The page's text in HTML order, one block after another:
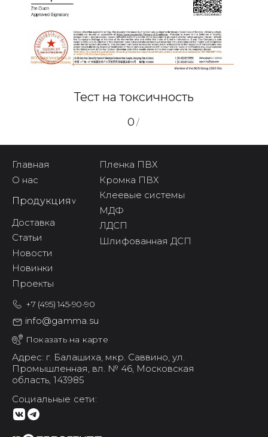
Тест на токсичность
0 /
Главная
О нас
Продукция^
Доставка
Статьи
Новости
Новинки
Проекты
Пленка ПВХ
Кромка ПВХ
Клеевые системы
МДФ
ЛДСП
Шлифованная ДСП
+7 (495) 145-90-90
info@gamma.su
Показать на карте
Адрес: г. Балашиха, мкр. Саввино, ул.
Промышленная, вл. № 46, Московская
область, 143985
Социальные сети: